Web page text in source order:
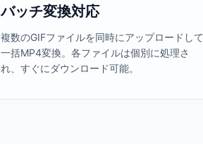
バッチ変換対応
複数のGIFファイルを同時にアップロードして
一括MP4変換。各ファイルは個別に処理さ
れ、すぐにダウンロード可能。